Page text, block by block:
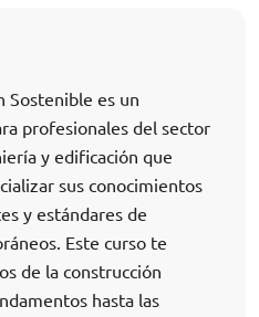
Sostenible es un
profesionales del sector
y edificación que
sus conocimientos
y estándares de
Este curso te
de la construcción
hasta las